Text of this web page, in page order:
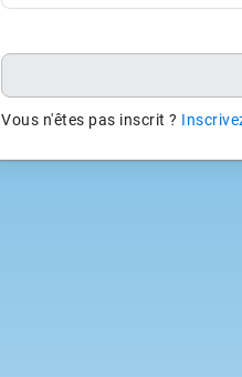
Vous n'êtes pas inscrit ?